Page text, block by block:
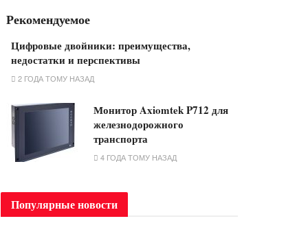
Рекомендуемое
Цифровые двойники: преимущества,
недостатки и перспективы
2 ГОДА ТОМУ НАЗАД
Монитор Axiomtek P712 для
железнодорожного
транспорта
4 ГОДА ТОМУ НАЗАД
Популярные новости